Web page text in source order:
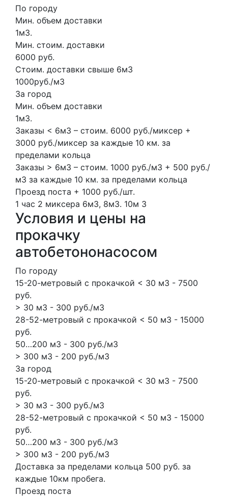
По городу
Мин. объем доставки
1м3.
Мин. стоим. доставки
6000 руб.
Стоим. доставки свыше 6м3
1000руб./м3
За город
Мин. объем доставки
1м3.
Заказы < 6м3 – стоим. 6000 руб./миксер +
3000 руб./миксер за каждые 10 км. за
пределами кольца
Заказы > 6м3 – стоим. 1000 руб./м3 + 500 руб./
м3 за каждые 10 км. за пределами кольца
Проезд поста + 1000 руб./шт.
1 час 2 миксера 6м3, 8м3. 10м 3
Условия и цены на
прокачку
автобетононасосом
По городу
15-20-метровый с прокачкой < 30 м3 - 7500
руб.
> 30 м3 - 300 руб./м3
28-52-метровый с прокачкой < 50 м3 - 15000
руб.
50…200 м3 - 300 руб./м3
> 300 м3 - 200 руб./м3
За город
15-20-метровый с прокачкой < 30 м3 - 7500
руб.
> 30 м3 - 300 руб./м3
28-52-метровый с прокачкой < 50 м3 - 15000
руб.
50…200 м3 - 300 руб./м3
> 300 м3 - 200 руб./м3
Доставка за пределами кольца 500 руб. за
каждые 10км пробега.
Проезд поста